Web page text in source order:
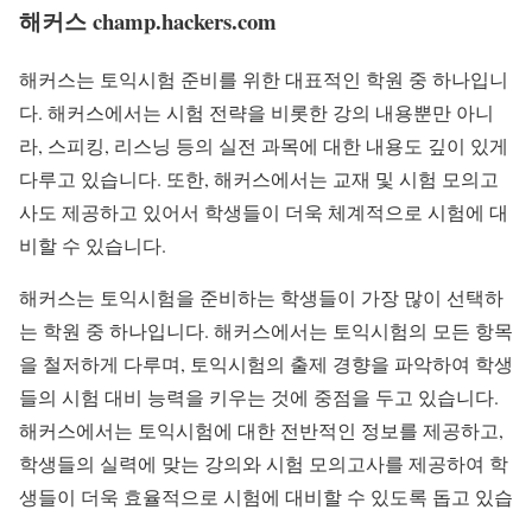
해커스 champ.hackers.com
해커스는 토익시험 준비를 위한 대표적인 학원 중 하나입니
다. 해커스에서는 시험 전략을 비롯한 강의 내용뿐만 아니
라, 스피킹, 리스닝 등의 실전 과목에 대한 내용도 깊이 있게
다루고 있습니다. 또한, 해커스에서는 교재 및 시험 모의고
사도 제공하고 있어서 학생들이 더욱 체계적으로 시험에 대
비할 수 있습니다.
해커스는 토익시험을 준비하는 학생들이 가장 많이 선택하
는 학원 중 하나입니다. 해커스에서는 토익시험의 모든 항목
을 철저하게 다루며, 토익시험의 출제 경향을 파악하여 학생
들의 시험 대비 능력을 키우는 것에 중점을 두고 있습니다.
해커스에서는 토익시험에 대한 전반적인 정보를 제공하고,
학생들의 실력에 맞는 강의와 시험 모의고사를 제공하여 학
생들이 더욱 효율적으로 시험에 대비할 수 있도록 돕고 있습